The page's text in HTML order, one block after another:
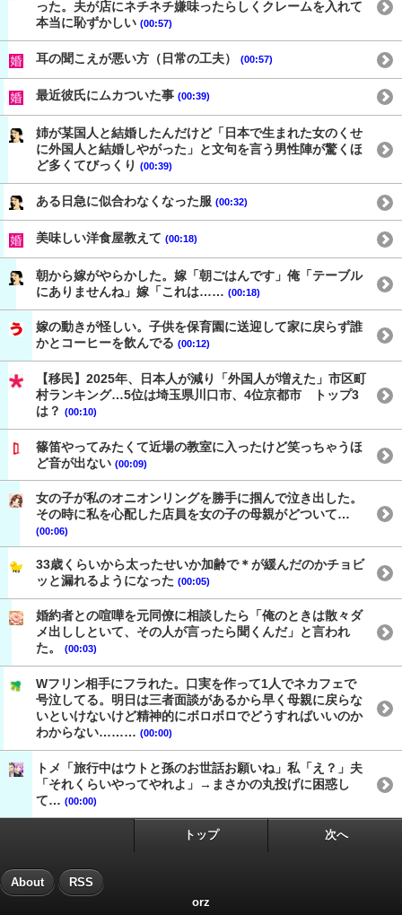
った。夫が店にネチネチ嫌味ったらしくクレームを入れて
本当に恥ずかしい (00:57)
耳の聞こえが悪い方（日常の工夫） (00:57)
最近彼氏にムカついた事 (00:39)
姉が某国人と結婚したんだけど「日本で生まれた女のくせ
に外国人と結婚しやがった」と文句を言う男性陣が驚くほ
ど多くてびっくり (00:39)
ある日急に似合わなくなった服 (00:32)
美味しい洋食屋教えて (00:18)
朝から嫁がやらかした。嫁「朝ごはんです」俺「テーブル
にありませんね」嫁「これは…… (00:18)
嫁の動きが怪しい。子供を保育園に送迎して家に戻らず誰
かとコーヒーを飲んでる (00:12)
【移民】2025年、日本人が減り「外国人が増えた」市区町
村ランキング…5位は埼玉県川口市、4位京都市 トップ3
は？ (00:10)
篠笛やってみたくて近場の教室に入ったけど笑っちゃうほ
ど音が出ない (00:09)
女の子が私のオニオンリングを勝手に掴んで泣き出した。
その時に私を心配した店員を女の子の母親がどついて…
(00:06)
33歳くらいから太ったせいか加齢で＊が緩んだのかチョビ
ッと漏れるようになった (00:05)
婚約者との喧嘩を元同僚に相談したら「俺のときは散々ダ
メ出ししといて、その人が言ったら聞くんだ」と言われ
た。
(00:03)
Wフリン相手にフラれた。口実を作って1人でネカフェで
号泣してる。明日は三者面談があるから早く母親に戻らな
いといけないけど精神的にボロボロでどうすればいいのか
わからない……… (00:00)
トメ「旅行中はウトと孫のお世話お願いね」私「え？」夫
「それくらいやってやれよ」→まさかの丸投げに困惑し
て… (00:00)
トップ 次へ
About RSS
orz